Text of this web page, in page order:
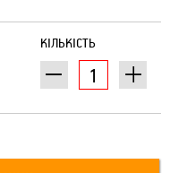
КІЛЬКІСТЬ